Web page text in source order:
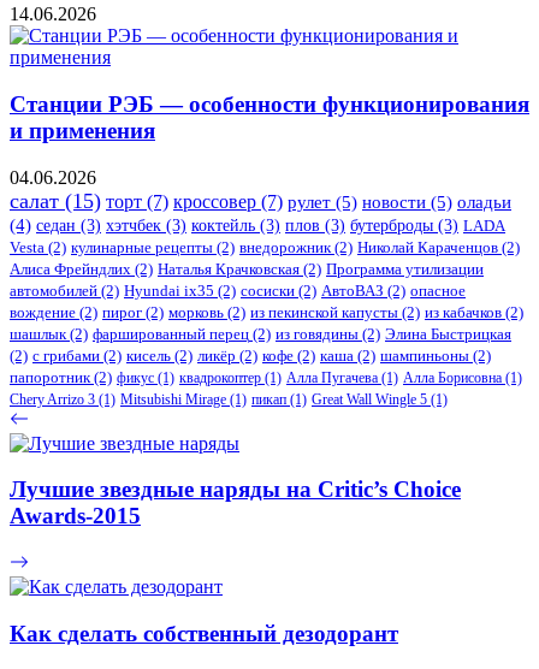
14.06.2026
Станции РЭБ — особенности функционирования
и применения
04.06.2026
салат (15) торт (7) кроссовер (7) рулет (5) новости (5) оладьи
(4) седан (3) хэтчбек (3) коктейль (3) плов (3) бутерброды (3) LADA
Vesta (2) кулинарные рецепты (2) внедорожник (2) Николай Караченцов (2)
Алиса Фрейндлих (2) Наталья Крачковская (2) Программа утилизации
автомобилей (2) ​Hyundai ix35 (2) сосиски (2) АвтоВАЗ (2) опасное
вождение (2) пирог (2) морковь (2) из пекинской капусты (2) из кабачков (2)
шашлык (2) фаршированный перец (2) из говядины (2) Элина Быстрицкая
(2) с грибами (2) кисель (2) ликёр (2) кофе (2) каша (2) шампиньоны (2)
папоротник (2) фикус (1) квадрокоптер (1) Алла Пугачева (1) Алла Борисовна (1)
Chery Arrizo 3 (1) Mitsubishi Mirage (1) пикап (1) Great Wall Wingle 5 (1)
Лучшие звездные наряды на Critic’s Choice
Awards-2015
Как сделать собственный дезодорант